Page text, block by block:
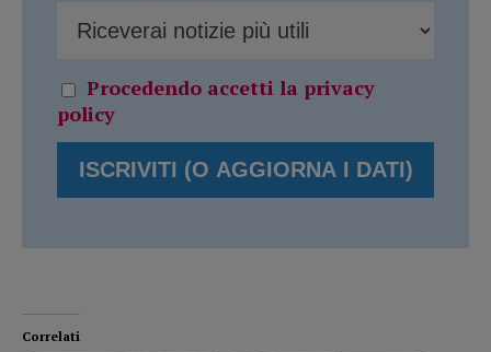
Procedendo accetti la privacy
policy
Correlati